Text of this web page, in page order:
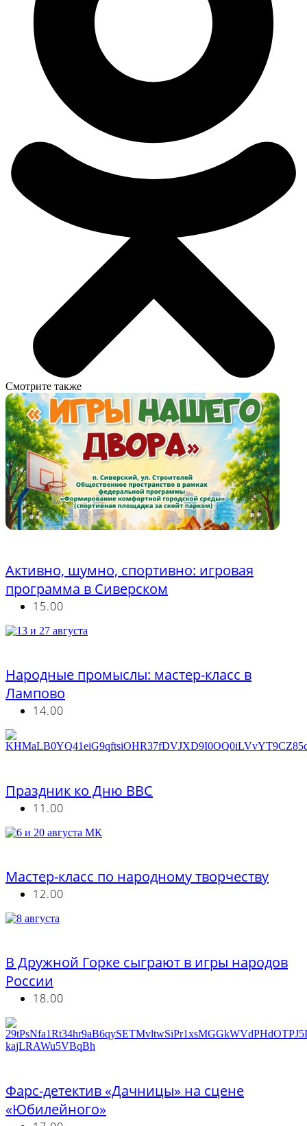
Смотрите также
Активно, шумно, спортивно: игровая
программа в Сиверском
15.00
Народные промыслы: мастер-класс в
Лампово
14.00
Праздник ко Дню ВВС
11.00
Мастер-класс по народному творчеству
12.00
В Дружной Горке сыграют в игры народов
России
18.00
Фарс-детектив «Дачницы» на сцене
«Юбилейного»